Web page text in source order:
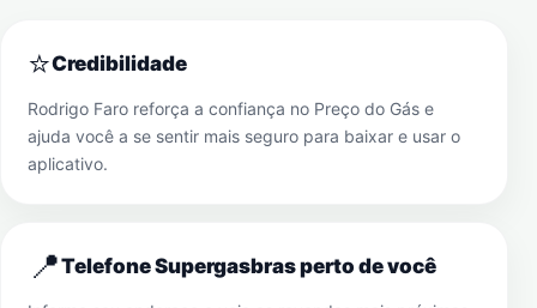
⭐Credibilidade
Rodrigo Faro reforça a confiança no Preço do Gás e
ajuda você a se sentir mais seguro para baixar e usar o
aplicativo.
📍Telefone Supergasbras perto de você